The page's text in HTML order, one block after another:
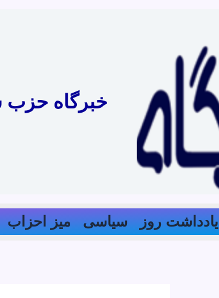
خبرگاه حزب
یادداشت روز سیاسی میز احزاب